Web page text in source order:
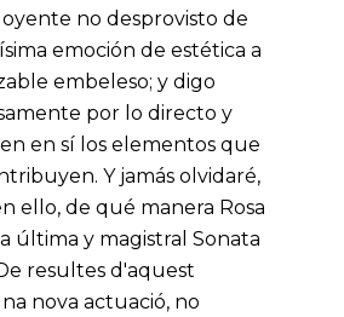
no desprovisto de
emoción de estética a
embeleso; y digo
por lo directo y
en sí los elementos que
Y jamás olvidaré,
ello, de qué manera Rosa
última y magistral Sonata
resultes d'aquest
nova actuació, no